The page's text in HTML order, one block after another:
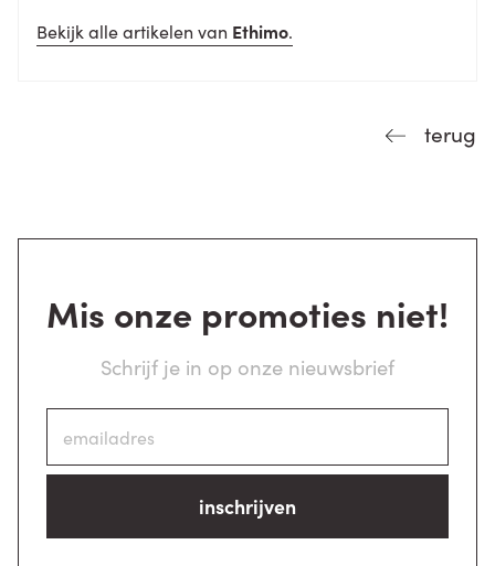
Bekijk alle artikelen van Ethimo.
terug
Mis onze promoties niet!
Schrijf je in op onze nieuwsbrief
inschrijven